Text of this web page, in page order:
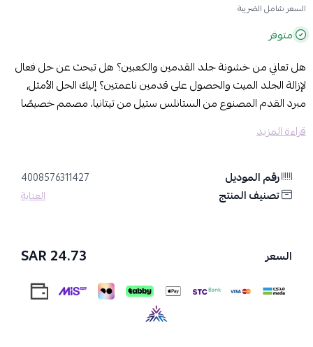
السعر شامل الضريبة
متوفر
هل تعاني من خشونة جلد القدمين والكعبين؟ هل تبحث عن حل فعال
لإزالة الجلد الميت والحصول على قدمين ناعمتين؟ إليك الحل الأمثل,
مبرد القدم المصنوع من الستانلس ستيل من تيتانيا، مصمم خصيصًا
الجودة تضمن المتانة وطول العمر.
- لإزالة الجلد المتصلب: يزيل بفعالية الجلد الميت والمتشقق من
تهيج.
- مقشر فعال: يعمل كمقشر رائع لإزالة الجلد الخشن والمتشقق والميت
على الكعب.
- سهل الاستخدام: سهل الاستخدام في المنزل، للحصول على نتائج
قراءة المزيد
رقم الموديل 4008576311427
تصنيف المنتج العناية
السعر 24.73 SAR